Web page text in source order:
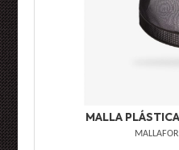
MALLA